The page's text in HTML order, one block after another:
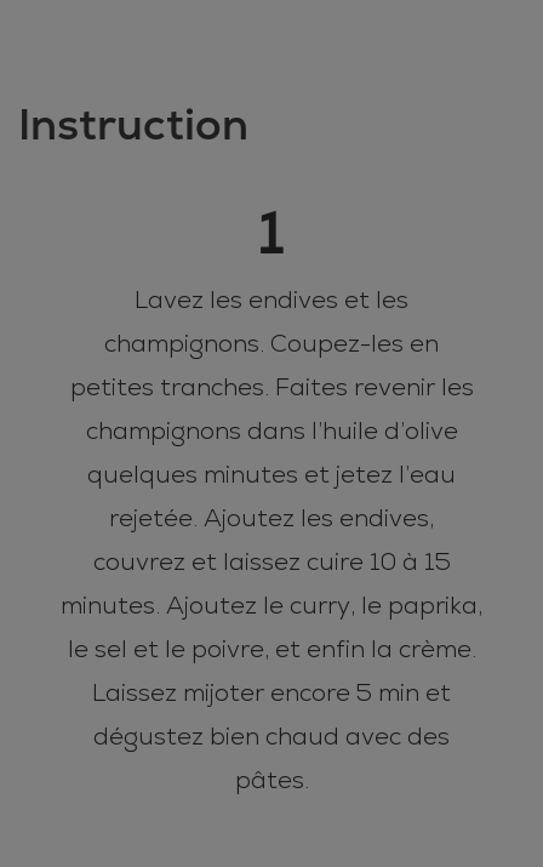
Instruction
1
Lavez les endives et les
champignons. Coupez-les en
petites tranches. Faites revenir les
champignons dans l’huile d’olive
quelques minutes et jetez l’eau
rejetée. Ajoutez les endives,
couvrez et laissez cuire 10 à 15
minutes. Ajoutez le curry, le paprika,
le sel et le poivre, et enfin la crème.
Laissez mijoter encore 5 min et
dégustez bien chaud avec des
pâtes.